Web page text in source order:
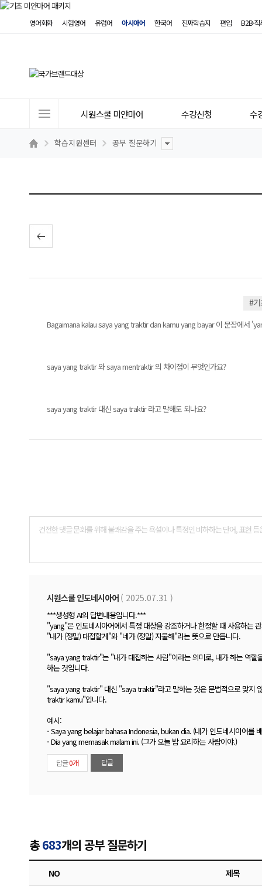
영어회화 시험영어 유럽어 아시아어 한국어 진짜학습지 편입 B2B·
트
시원스쿨 미얀마어 수강신청 수
학습지원센터 공부 질문하기
#
Bagaimana kalau saya yang traktir dan kamu yang bayar 이 문장에서
saya yang traktir 와 saya mentraktir 의 차이점이 무엇인가요?
saya yang traktir 대신 saya traktir 라고 말해도 되나요?
시원스쿨 인도네시아어 ( 2025.07.31 )
***생성형 AI의 답변내용입니다.***
"yang"은 인도네시아어에서 특정 대상을 강조하거나 한정할 때 사용하
"내가 (정말) 대접할게"와 "네가 (정말) 지불해"라는 뜻으로 만듭니다.
"saya yang traktir"는 "내가 대접하는 사람"이라는 의미로, 내가 하는 역
하는 것입니다.
"saya yang traktir" 대신 "saya traktir"라고 말하는 것은 문법적으로 맞지
traktir kamu"입니다.
예시:
- Saya yang belajar bahasa Indonesia, bukan dia. (내가 인도네시아어를
- Dia yang memasak malam ini. (그가 오늘 밤 요리하는 사람이야.)
답글0개 답글
총683개의 공부 질문하기
NO 제목